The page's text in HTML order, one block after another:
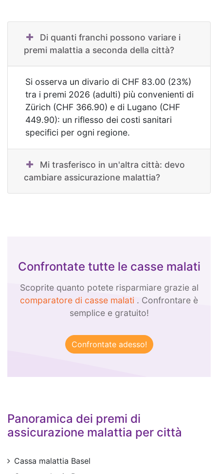
Di quanti franchi possono variare i
premi malattia a seconda della città?
Si osserva un divario di CHF 83.00 (23%)
tra i premi 2026 (adulti) più convenienti di
Zürich (CHF 366.90) e di Lugano (CHF
449.90): un riflesso dei costi sanitari
specifici per ogni regione.
Mi trasferisco in un'altra città: devo
cambiare assicurazione malattia?
Confrontate tutte le casse malati
Scoprite quanto potete risparmiare grazie al
comparatore di casse malati . Confrontare è
semplice e gratuito!
Panoramica dei premi di
assicurazione malattia per città
Cassa malattia Basel